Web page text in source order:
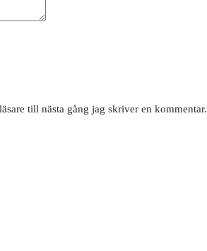
till nästa gång jag skriver en kommentar.